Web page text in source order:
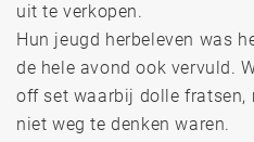
uit te verkopen.
Hun jeugd herbeleven was
de hele avond ook vervuld.
off set waarbij dolle fratsen,
niet weg te denken waren.